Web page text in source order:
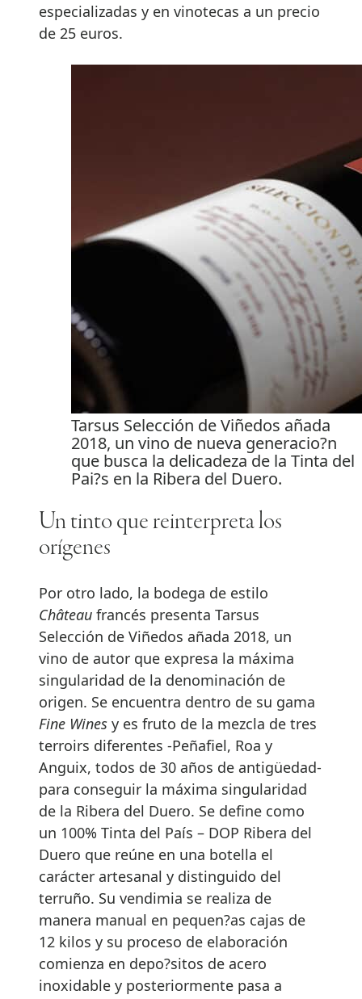
especializadas y en vinotecas a un precio
de 25 euros.
Tarsus Selección de Viñedos añada
2018, un vino de nueva generacio?n
que busca la delicadeza de la Tinta del
Pai?s en la Ribera del Duero.
Un tinto que reinterpreta los
orígenes
Por otro lado, la bodega de estilo
Château francés presenta Tarsus
Selección de Viñedos añada 2018, un
vino de autor que expresa la máxima
singularidad de la denominación de
origen. Se encuentra dentro de su gama
Fine Wines y es fruto de la mezcla de tres
terroirs diferentes -Peñafiel, Roa y
Anguix, todos de 30 años de antigüedad-
para conseguir la máxima singularidad
de la Ribera del Duero. Se define como
un 100% Tinta del País – DOP Ribera del
Duero que reúne en una botella el
carácter artesanal y distinguido del
terruño. Su vendimia se realiza de
manera manual en pequen?as cajas de
12 kilos y su proceso de elaboración
comienza en depo?sitos de acero
inoxidable y posteriormente pasa a